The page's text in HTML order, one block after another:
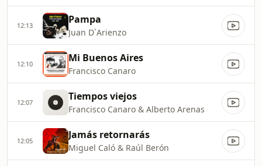
12:13 Pampa
Juan D`Arienzo
12:10 Mi Buenos Aires
Francisco Canaro
12:07 Tiempos viejos
Francisco Canaro & Alberto Arenas
12:05 Jamás retornarás
Miguel Caló & Raúl Berón